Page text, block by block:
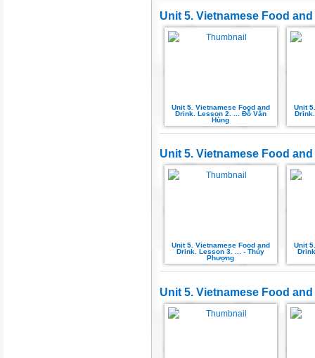
Unit 5. Vietnamese Food
Unit 5. Vietnamese Food and
Drink. Lesson 2. ... Đỗ Văn
Hùng
Unit
Unit 5. Vietnamese Food
Unit 5. Vietnamese Food and
Drink. Lesson 3. ... - Thúy
Phượng
Unit
Unit 5. Vietnamese Food